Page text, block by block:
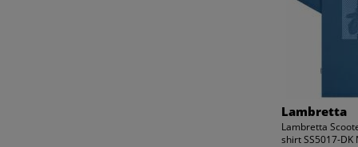
Lambretta
Lambretta
shirt SS5017-DK